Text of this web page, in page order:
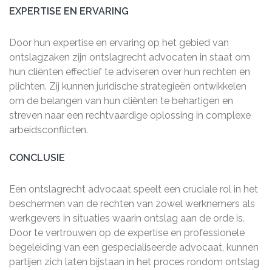
EXPERTISE EN ERVARING
Door hun expertise en ervaring op het gebied van
ontslagzaken zijn ontslagrecht advocaten in staat om
hun cliënten effectief te adviseren over hun rechten en
plichten. Zij kunnen juridische strategieën ontwikkelen
om de belangen van hun cliënten te behartigen en
streven naar een rechtvaardige oplossing in complexe
arbeidsconflicten.
CONCLUSIE
Een ontslagrecht advocaat speelt een cruciale rol in het
beschermen van de rechten van zowel werknemers als
werkgevers in situaties waarin ontslag aan de orde is.
Door te vertrouwen op de expertise en professionele
begeleiding van een gespecialiseerde advocaat, kunnen
partijen zich laten bijstaan in het proces rondom ontslag